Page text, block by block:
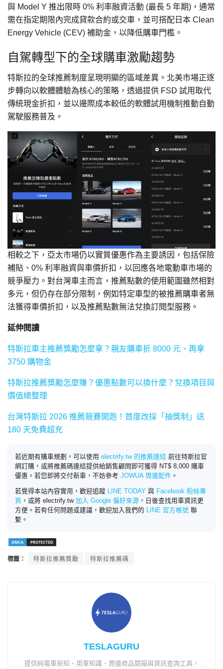
與 Model Y 推出限時 0% 利率融資活動 (最長 5 年期)，通常
需在指定期限內完成貸款合約或交車，並可搭配日本 Clean
Energy Vehicle (CEV) 補助金，以降低購車門檻。
自駕轉型下的全球購車激勵趨勢
特斯拉的全球推薦制度呈現明顯的區域差異。北美市場正逐
步轉向以軟體體驗為核心的策略，透過提供 FSD 試用取代
傳統現金折扣，並以邊際成本較低的軟體試用機制推動自動
駕駛服務普及。
相較之下，亞太市場仍以實質優惠作為主要誘因，包括保險
補貼、0% 利率融資與車價折扣，以回應各地電動車市場的
競爭壓力。對台灣車主而言，推薦點數的使用範圍雖然相對
多元，但仍存在部分限制，例如特定車型的被推薦購車者無
法獲得車價折扣，以及推薦點數無法兌換訂閱型服務。
延伸閱讀
特斯拉車主推薦獎勵怎麼拿？親友購車折 8000 元、再拿
3750 購物金
特斯拉推薦獎勵怎麼賺？優惠點數可以換什麼？兌換項目與
價值總整理
台灣特斯拉 2026 推薦競賽開跑！首度改採「抽獎制」送
180 天免費超充
若近期有購車規劃，可以使用 electrify.tw 的推薦連結 前往特斯拉官
網訂購，或將推薦碼連結提供給銷售顧問即可獲得 NT$ 8,000 購車
優惠。若您即將交付新車，不妨參考 JOWUA 周邊配件 。
若覺得本站內容實用，歡迎追蹤 LINE TODAY 與 Facebook 粉絲專
頁 ，或將 electrify.tw 加入 Google 偏好來源 ，日後查找用車資訊更
方便。若有任何問題或建議，歡迎加入我們的 LINE 官方帳號 聯
繫。
標籤： 特斯拉推薦獎勵 特斯拉推薦碼
TESLAGURU
提供純電車新知、用車知識、周邊商品開箱與資訊查詢工具，